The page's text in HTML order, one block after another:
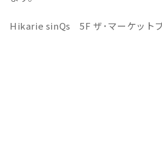
Hikarie sinQs 5F ザ･マーケット